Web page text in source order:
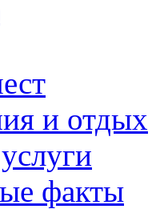
и отдых
факты